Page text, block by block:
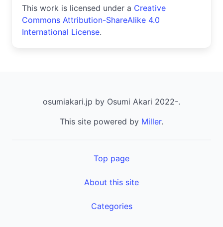
This work is licensed under a Creative
Commons Attribution-ShareAlike 4.0
International License.
osumiakari.jp by Osumi Akari 2022-.
This site powered by Miller.
Top page
About this site
Categories